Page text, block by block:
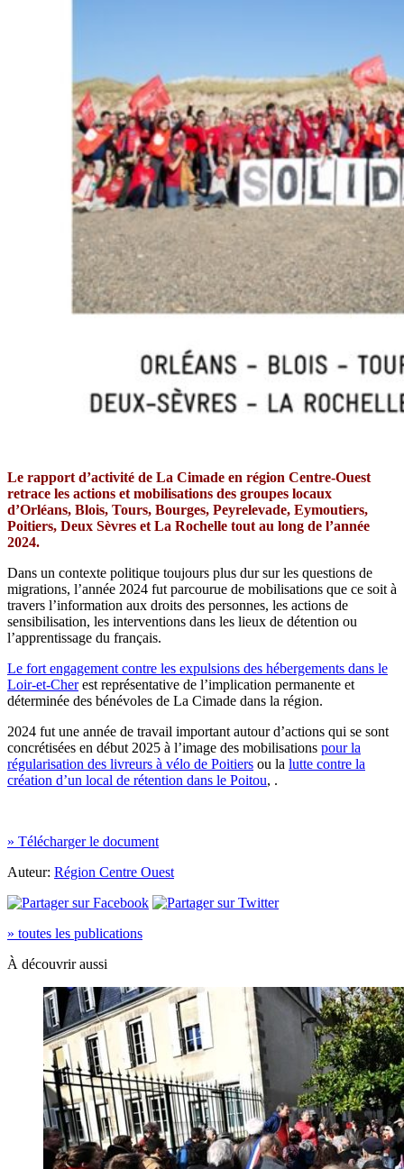
Le rapport d’activité de La Cimade en région Centre-Ouest
retrace les actions et mobilisations des groupes locaux
d’Orléans, Blois, Tours, Bourges, Peyrelevade, Eymoutiers,
Poitiers, Deux Sèvres et La Rochelle tout au long de l’année
2024.
Dans un contexte politique toujours plus dur sur les questions de
migrations, l’année 2024 fut parcourue de mobilisations que ce soit à
travers l’information aux droits des personnes, les actions de
sensibilisation, les interventions dans les lieux de détention ou
l’apprentissage du français.
Le fort engagement contre les expulsions des hébergements dans le
Loir-et-Cherest représentative de l’implication permanente et
déterminée des bénévoles de La Cimade dans la région.
2024 fut une année de travail important autour d’actions qui se sont
concrétisées en début 2025 à l’image des mobilisations pour la
régularisation des livreurs à vélo de Poitiers ou la lutte contre la
création d’un local de rétention dans le Poitou, .
» Télécharger le document
Auteur: Région Centre Ouest
» toutes les publications
À découvrir aussi